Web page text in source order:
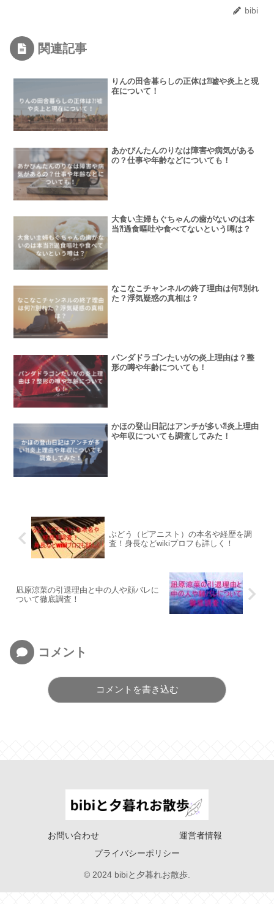
bibi
関連記事
りんの田舎暮らしの正体は⁈嘘や炎上と現
在について！
あかびんたんのりなは障害や病気がある
の？仕事や年齢などについても！
大食い主婦もぐちゃんの歯がないのは本
当⁈過食嘔吐や食べてないという噂は？
なこなこチャンネルの終了理由は何⁈別れ
た？浮気疑惑の真相は？
パンダドラゴンたいがの炎上理由は？整
形の噂や年齢についても！
かほの登山日記はアンチが多い⁈炎上理由
や年収についても調査してみた！
ぶどう（ピアニスト）の本名や経歴を調
査！身長などwikiプロフも詳しく！
凪原涼菜の引退理由と中の人や顔バレに
ついて徹底調査！
コメント
コメントを書き込む
お問い合わせ
運営者情報
プライバシーポリシー
© 2024 bibiと夕暮れお散歩.